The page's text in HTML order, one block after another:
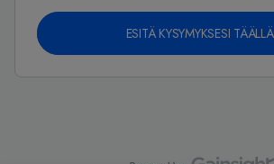
ESITÄ KYSYMYKSESI